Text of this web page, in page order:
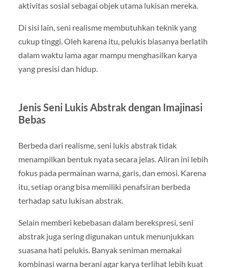
aktivitas sosial sebagai objek utama lukisan mereka.
Di sisi lain, seni realisme membutuhkan teknik yang
cukup tinggi. Oleh karena itu, pelukis biasanya berlatih
dalam waktu lama agar mampu menghasilkan karya
yang presisi dan hidup.
Jenis Seni Lukis Abstrak dengan Imajinasi
Bebas
Berbeda dari realisme, seni lukis abstrak tidak
menampilkan bentuk nyata secara jelas. Aliran ini lebih
fokus pada permainan warna, garis, dan emosi. Karena
itu, setiap orang bisa memiliki penafsiran berbeda
terhadap satu lukisan abstrak.
Selain memberi kebebasan dalam berekspresi, seni
abstrak juga sering digunakan untuk menunjukkan
suasana hati pelukis. Banyak seniman memakai
kombinasi warna berani agar karya terlihat lebih kuat